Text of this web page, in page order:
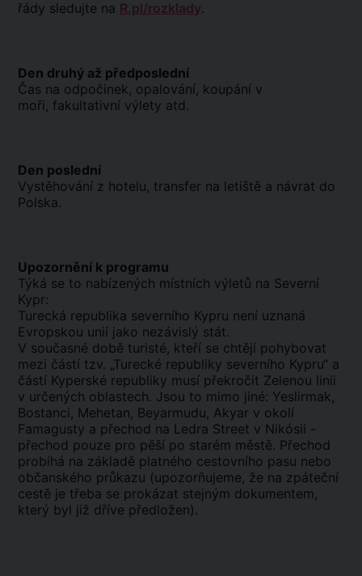
řády sledujte na R.pl/rozklady.
Den druhý až předposlední
Čas na odpočinek, opalování, koupání v
moři, fakultativní výlety atd.
Den poslední
Vystěhování z hotelu, transfer na letiště a návrat do
Polska.
Upozornění k programu
Týká se to nabízených místních výletů na Severní
Kypr:
Turecká republika severního Kypru není uznaná
Evropskou unií jako nezávislý stát.
V současné době turisté, kteří se chtějí pohybovat
mezi částí tzv. „Turecké republiky severního Kypru“ a
částí Kyperské republiky musí překročit Zelenou linii
v určených oblastech. Jsou to mimo jiné: Yeslirmak,
Bostanci, Mehetan, Beyarmudu, Akyar v okolí
Famagusty a přechod na Ledra Street v Nikósii -
přechod pouze pro pěší po starém městě. Přechod
probíhá na základě platného cestovního pasu nebo
občanského průkazu (upozorňujeme, že na zpáteční
cestě je třeba se prokázat stejným dokumentem,
který byl již dříve předložen).